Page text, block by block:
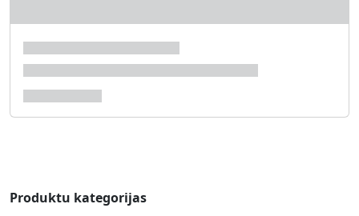
Produktu kategorijas